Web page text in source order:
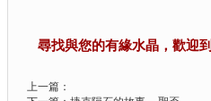
尋找與您的有緣水晶，歡迎到
上一篇：